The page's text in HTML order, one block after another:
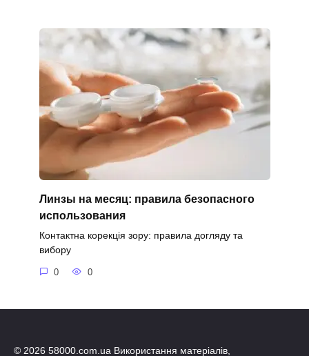
Линзы на месяц: правила безопасного
использования
Контактна корекція зору: правила догляду та
вибору
0 0
© 2026 58000.com.ua Використання матеріалів,